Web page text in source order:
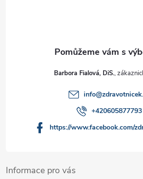
Informace pro vás
Barbora Fialová, DiS.
info@
+420605877793
https://www.facebook.com/